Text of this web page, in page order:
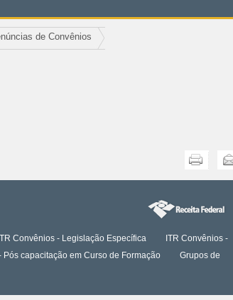
de Convênios
Enviar
ITR Convênios - Legislação Específica
ITR Convênios -
capacitação em Curso de Formação
Grupos de